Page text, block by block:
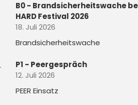
B0 - Brandsicherheitswache
HARD Festival 2026
18. Juli 2026
Brandsicherheitswache
P1 - Peergespräch
12. Juli 2026
PEER Einsatz